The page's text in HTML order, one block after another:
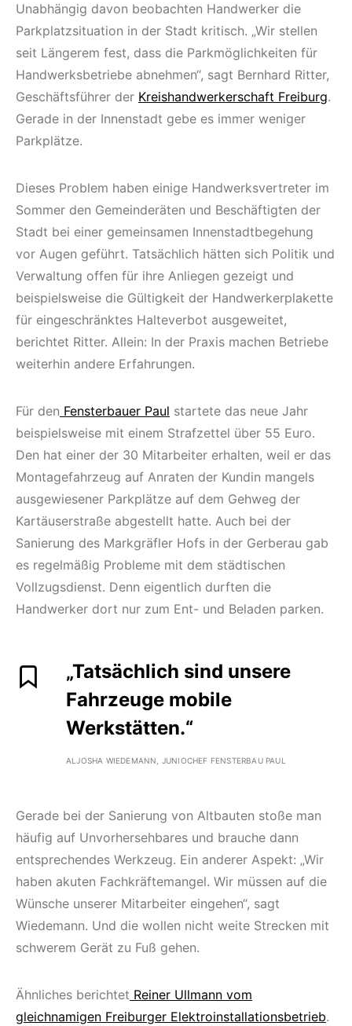
Unabhängig davon beobachten Handwerker die
Parkplatzsituation in der Stadt kritisch. „Wir stellen
seit Längerem fest, dass die Parkmöglichkeiten für
Handwerksbetriebe abnehmen“, sagt Bernhard Ritter,
Geschäftsführer der Kreishandwerkerschaft Freiburg.
Gerade in der Innenstadt gebe es immer weniger
Parkplätze.
Dieses Problem haben einige Handwerksvertreter im
Sommer den Gemeinderäten und Beschäftigten der
Stadt bei einer gemeinsamen Innenstadtbegehung
vor Augen geführt. Tatsächlich hätten sich Politik und
Verwaltung offen für ihre Anliegen gezeigt und
beispielsweise die Gültigkeit der Handwerkerplakette
für eingeschränktes Halteverbot ausgeweitet,
berichtet Ritter. Allein: In der Praxis machen Betriebe
weiterhin andere Erfahrungen.
Für den Fensterbauer Paul startete das neue Jahr
beispielsweise mit einem Strafzettel über 55 Euro.
Den hat einer der 30 Mitarbeiter erhalten, weil er das
Montagefahrzeug auf Anraten der Kundin mangels
ausgewiesener Parkplätze auf dem Gehweg der
Kartäuserstraße abgestellt hatte. Auch bei der
Sanierung des Markgräfler Hofs in der Gerberau gab
es regelmäßig Probleme mit dem städtischen
Vollzugsdienst. Denn eigentlich durften die
Handwerker dort nur zum Ent- und Beladen parken.
„Tatsächlich sind unsere
Fahrzeuge mobile
Werkstätten.“
ALJOSHA WIEDEMANN, JUNIOCHEF FENSTERBAU PAUL
Gerade bei der Sanierung von Altbauten stoße man
häufig auf Unvorhersehbares und brauche dann
entsprechendes Werkzeug. Ein anderer Aspekt: „Wir
haben akuten Fachkräftemangel. Wir müssen auf die
Wünsche unserer Mitarbeiter eingehen“, sagt
Wiedemann. Und die wollen nicht weite Strecken mit
schwerem Gerät zu Fuß gehen.
Ähnliches berichtet Reiner Ullmann vom
gleichnamigen Freiburger Elektroinstallationsbetrieb.